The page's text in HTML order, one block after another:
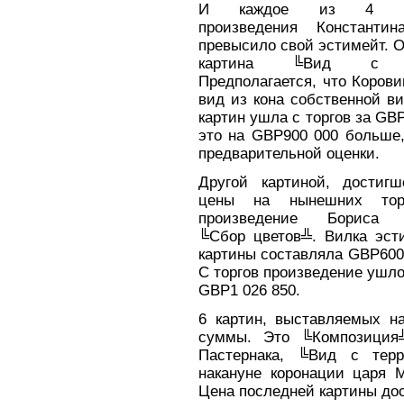
И каждое из 4
произведения
превысило свой эстимейт.
картина ╚Вид с
Предполагается, что
вид из кона собственной
картин ушла с торгов за
это на GBP900 000
предварительной оценки.
Другой картиной,
цены на нынешних
произведение Бориса
╚Сбор цветов╩. Вилка
картины составляла
С торгов произведение
GBP1 026 850.
6 картин, выставляемых
суммы. Это
Пастернака, ╚Вид с
накануне коронации
Цена последней картины